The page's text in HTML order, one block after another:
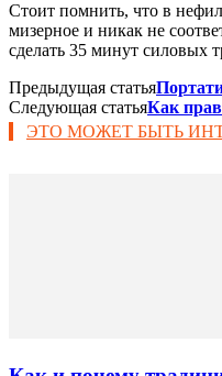
Стоит помнить, что в
мизерное и никак не
сделать 35 минут силовых
Предыдущая статья
Следующая статьяКак
ЭТО МОЖЕТ БЫТЬ